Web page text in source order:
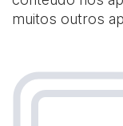
muitos outros